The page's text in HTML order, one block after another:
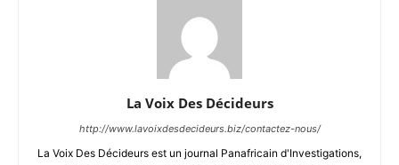
La Voix Des Décideurs
http://www.lavoixdesdecideurs.biz/contactez-nous/
La Voix Des Décideurs est un journal Panafricain d'Investigations,